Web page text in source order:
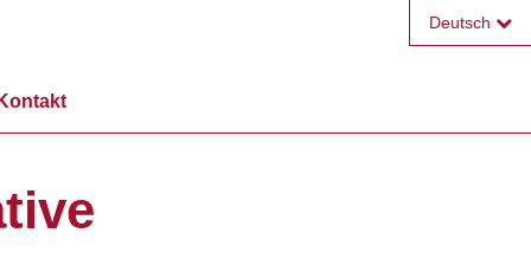
Kontakt
Deutsch